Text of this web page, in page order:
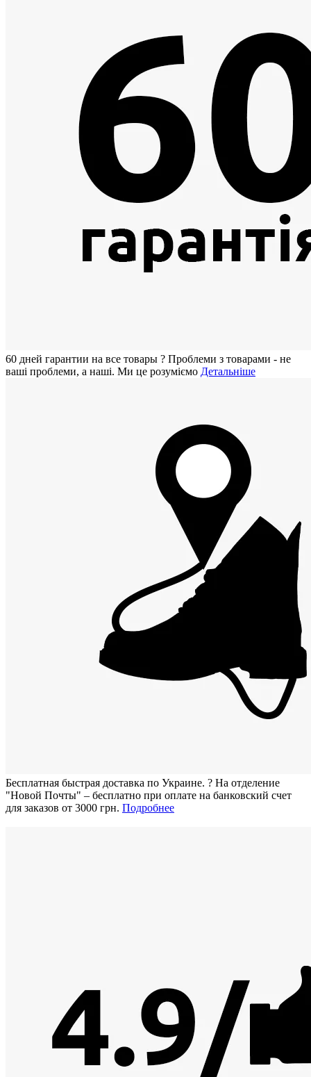
60 дней гарантии на все товары ? Проблеми з товарами - не
ваші проблеми, а наші. Ми це розуміємо Детальніше
Бесплатная быстрая доставка по Украине. ? На отделение
"Новой Почты" – бесплатно при оплате на банковский счет
для заказов от 3000 грн. Подробнее